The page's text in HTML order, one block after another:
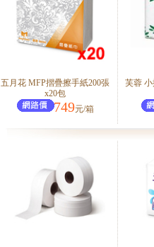
五月花 MFP摺疊擦手紙200張
x20包
749元/箱
芙蓉